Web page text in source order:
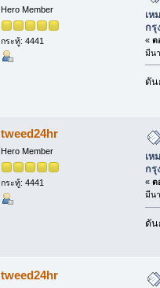
Hero Member
กระทู้: 4441
เห
กรุ
« ต
มีน
ดัน
tweed24hr
Hero Member
กระทู้: 4441
เห
กรุ
« ต
มีน
ดัน
tweed24hr